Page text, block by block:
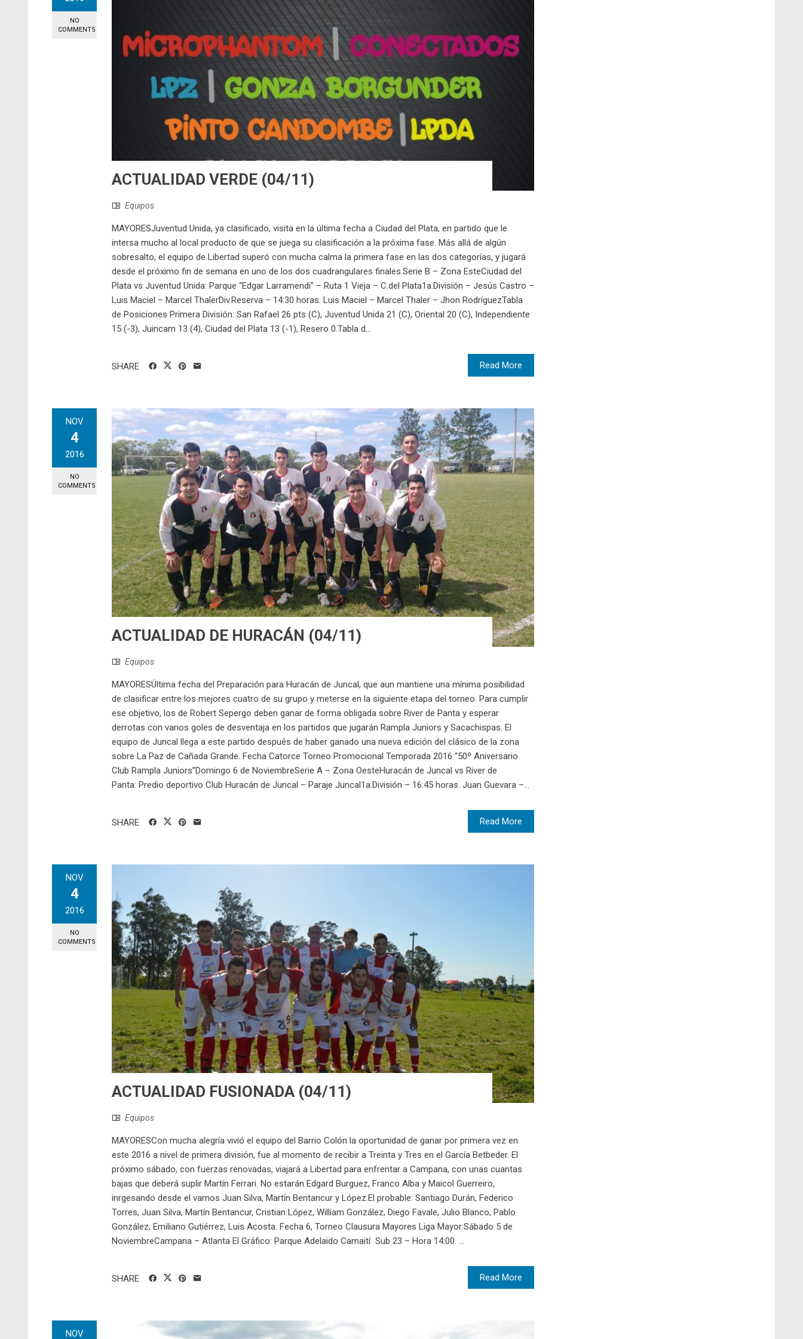
NO
COMMENTS
ACTUALIDAD VERDE (04/11)
Equipos
MAYORESJuventud Unida, ya clasificado, visita en la última fecha a Ciudad del Plata, en partido que le
intersa mucho al local producto de que se juega su clasificación a la próxima fase. Más allá de algún
sobresalto, el equipo de Libertad superó con mucha calma la primera fase en las dos categorías, y jugará
desde el próximo fin de semana en uno de los dos cuadrangulares finales.Serie B – Zona EsteCiudad del
Plata vs Juventud Unida: Parque “Edgar Larramendi” – Ruta 1 Vieja – C.del Plata1a.División – Jesús Castro –
Luis Maciel – Marcel ThalerDiv.Reserva – 14:30 horas. Luis Maciel – Marcel Thaler – Jhon RodríguezTabla
de Posiciones Primera División: San Rafael 26 pts (C), Juventud Unida 21 (C), Oriental 20 (C), Independiente
15 (-3), Juincam 13 (4), Ciudad del Plata 13 (-1), Resero 0.Tabla d...
Read More
SHARE
NOV
4
2016
NO
COMMENTS
ACTUALIDAD DE HURACÁN (04/11)
Equipos
MAYORESÚltima fecha del Preparación para Huracán de Juncal, que aun mantiene una mínima posibilidad
de clasificar entre los mejores cuatro de su grupo y meterse en la siguiente etapa del torneo. Para cumplir
ese objetivo, los de Robert Sepergo deben ganar de forma obligada sobre River de Panta y esperar
derrotas con varios goles de desventaja en los partidos que jugarán Rampla Juniors y Sacachispas. El
equipo de Juncal llega a este partido después de haber ganado una nueva edición del clásico de la zona
sobre La Paz de Cañada Grande. Fecha Catorce Torneo Promocional Temporada 2016 “50º Aniversario
Club Rampla Juniors”Domingo 6 de NoviembreSerie A – Zona OesteHuracán de Juncal vs River de
Panta: Predio deportivo Club Huracán de Juncal – Paraje Juncal1a.División – 16:45 horas. Juan Guevara –...
Read More
SHARE
NOV
4
2016
NO
COMMENTS
ACTUALIDAD FUSIONADA (04/11)
Equipos
MAYORESCon mucha alegría vivió el equipo del Barrio Colón la oportunidad de ganar por primera vez en
este 2016 a nivel de primera división, fue al momento de recibir a Treinta y Tres en el García Betbeder. El
próximo sábado, con fuerzas renovadas, viajará a Libertad para enfrentar a Campana, con unas cuantas
bajas que deberá suplir Martín Ferrari. No estarán Edgard Burguez, Franco Alba y Maicol Guerreiro,
inrgesando desde el vamos Juan Silva, Martín Bentancur y López.El probable: Santiago Durán, Federico
Torres, Juan Silva, Martín Bentancur, Cristian López, William González, Diego Favale, Julio Blanco, Pablo
González, Emiliano Gutiérrez, Luis Acosta. Fecha 6, Torneo Clausura Mayores Liga Mayor:Sábado 5 de
NoviembreCampana – Atlanta El Gráfico: Parque Adelaido Camaití Sub 23 – Hora 14:00. ...
Read More
SHARE
NOV